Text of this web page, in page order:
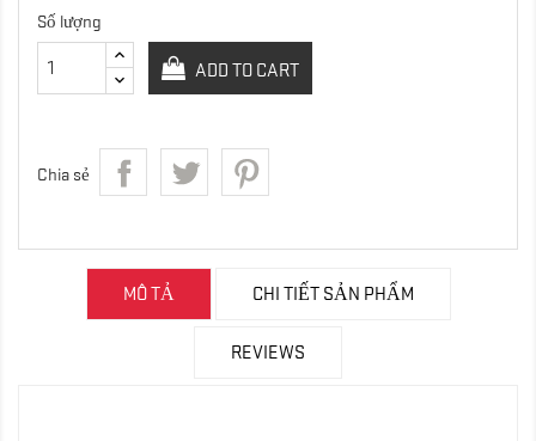
Số lượng
ADD TO CART
Chia sẻ
MÔ TẢ CHI TIẾT SẢN PHẨM
REVIEWS